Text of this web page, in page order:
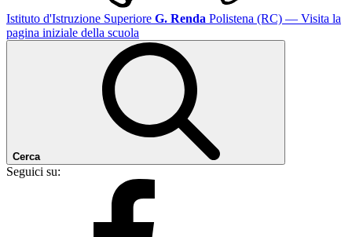
Istituto d'Istruzione Superiore G. Renda Polistena (RC) — Visita la
pagina iniziale della scuola
Cerca
Seguici su: